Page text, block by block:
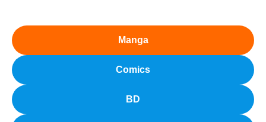
Manga
Comics
BD